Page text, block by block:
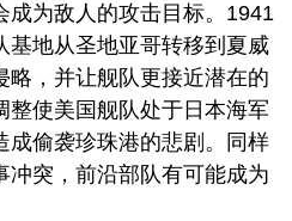
成为敌人的攻击目标。1941
基地从圣地亚哥转移到夏威
略，并让舰队更接近潜在的
整使美国舰队处于日本海军
成偷袭珍珠港的悲剧。同样
冲突，前沿部队有可能成为